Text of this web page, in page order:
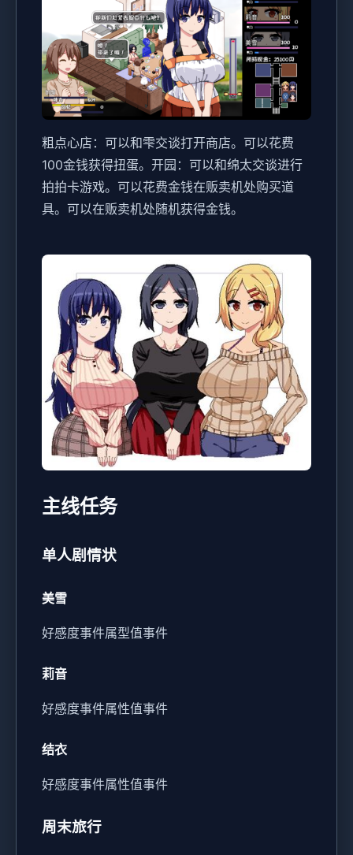
粗点心店：可以和雫交谈打开商店。可以花费
100金钱获得扭蛋。 开园：可以和绵太交谈进行
拍拍卡游戏。可以花费金钱在贩卖机处购买道
具。可以在贩卖机处随机获得金钱。
主线任务
单人剧情状
美雪
好感度事件属型值事件
莉音
好感度事件属性值事件
结衣
好感度事件属性值事件
周末旅行